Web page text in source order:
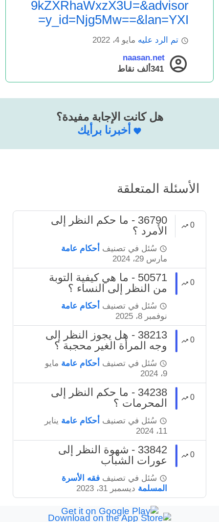
9kZXRhaWxzX3U=&advisor
y_id=Njg5Mw==&lan=YXI=
تم الرد عليه مايو 4، 2022
naasan.net
341ألف
نقاط
هل كانت الإجابة مفيدة؟
أخبرنا برأيك
الأسئلة المتعلقة
0
36790 - ما حكم النظر إلى
الأمرد ؟
سُئل في تصنيف
أحكام عامة
مارس 29، 2024
0
50571 - ما هي كيفية التوبة
من النظر إلى النساء ؟
سُئل في تصنيف
أحكام عامة
نوفمبر 8، 2025
0
38213 - هل يجوز النظر إلى
وجه المرأة الغير محجبة ؟
سُئل في تصنيف أحكام عامة مايو
9، 2024
0
34238 - ما حكم النظر إلى
المحرمات ؟
سُئل في تصنيف أحكام عامة يناير
11، 2024
0
33842 - شهوة النظر إلى
عورات الشباب
سُئل في تصنيففقه الأسرة
المسلمة ديسمبر 31، 2023